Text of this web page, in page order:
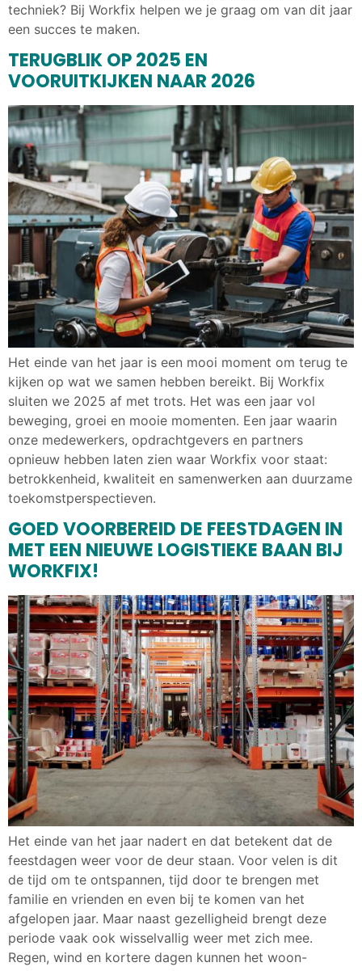
techniek? Bij Workfix helpen we je graag om van dit jaar
een succes te maken.
TERUGBLIK OP 2025 EN
VOORUITKIJKEN NAAR 2026
Het einde van het jaar is een mooi moment om terug te
kijken op wat we samen hebben bereikt. Bij Workfix
sluiten we 2025 af met trots. Het was een jaar vol
beweging, groei en mooie momenten. Een jaar waarin
onze medewerkers, opdrachtgevers en partners
opnieuw hebben laten zien waar Workfix voor staat:
betrokkenheid, kwaliteit en samenwerken aan duurzame
toekomstperspectieven.
GOED VOORBEREID DE FEESTDAGEN IN
MET EEN NIEUWE LOGISTIEKE BAAN BIJ
WORKFIX!
Het einde van het jaar nadert en dat betekent dat de
feestdagen weer voor de deur staan. Voor velen is dit
de tijd om te ontspannen, tijd door te brengen met
familie en vrienden en even bij te komen van het
afgelopen jaar. Maar naast gezelligheid brengt deze
periode vaak ook wisselvallig weer met zich mee.
Regen, wind en kortere dagen kunnen het woon-